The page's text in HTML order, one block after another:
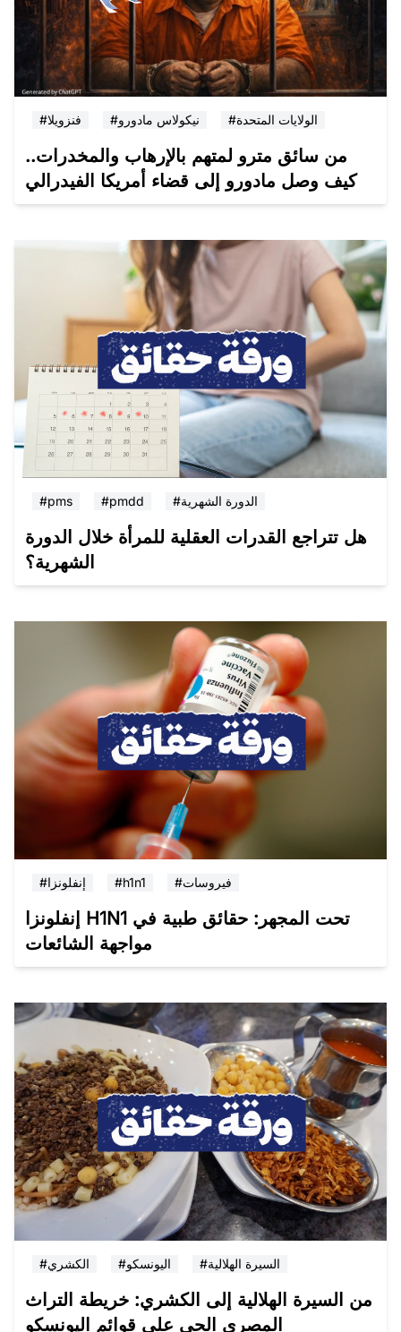
#فنزويلا #نيكولاس مادورو #الولايات المتحدة
من سائق مترو لمتهم بالإرهاب والمخدرات..
كيف وصل مادورو إلى قضاء أمريكا الفيدرالي
#pms #pmdd #الدورة الشهرية
هل تتراجع القدرات العقلية للمرأة خلال الدورة
الشهرية؟
#إنفلونزا #h1n1 #فيروسات
إنفلونزا H1N1 تحت المجهر: حقائق طبية في
مواجهة الشائعات
#الكشري #اليونسكو #السيرة الهلالية
من السيرة الهلالية إلى الكشري: خريطة التراث
المصري الحي على قوائم اليونسكو